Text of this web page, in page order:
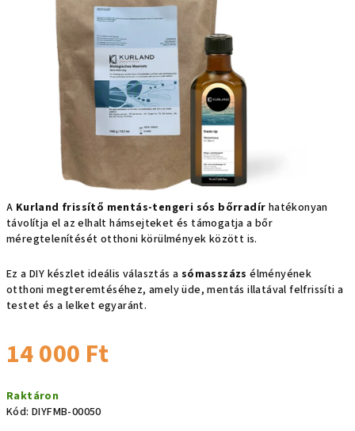
A Kurland frissítő mentás-tengeri sós bőrradír hatékonyan
távolítja el az elhalt hámsejteket és támogatja a bőr
méregtelenítését otthoni körülmények között is.
Ez a DIY készlet ideális választás a sómasszázs élményének
otthoni megteremtéséhez, amely üde, mentás illatával felfrissíti a
testet és a lelket egyaránt.
14 000 Ft
Raktáron
Kód: DIYFMB-00050
0,0
csillag.